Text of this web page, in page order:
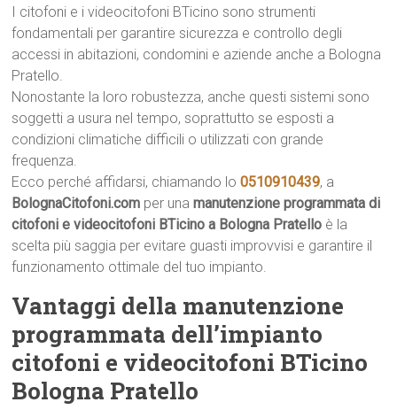
I citofoni e i videocitofoni BTicino sono strumenti
fondamentali per garantire sicurezza e controllo degli
accessi in abitazioni, condomini e aziende anche a Bologna
Pratello.
Nonostante la loro robustezza, anche questi sistemi sono
soggetti a usura nel tempo, soprattutto se esposti a
condizioni climatiche difficili o utilizzati con grande
frequenza.
Ecco perché affidarsi, chiamando lo0510910439, a
BolognaCitofoni.com per unamanutenzione programmata di
citofoni e videocitofoni BTicino a Bologna Pratello è la
scelta più saggia per evitare guasti improvvisi e garantire il
funzionamento ottimale del tuo impianto.
Vantaggi della manutenzione
programmata dell’impianto
citofoni e videocitofoni BTicino
Bologna Pratello